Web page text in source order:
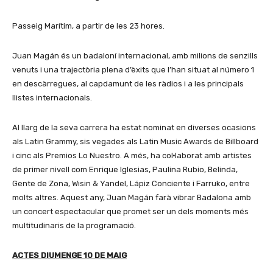
Passeig Marítim, a partir de les 23 hores.
Juan Magán és un badaloní internacional, amb milions de senzills
venuts i una trajectòria plena d’èxits que l’han situat al número 1
en descàrregues, al capdamunt de les ràdios i a les principals
llistes internacionals.
Al llarg de la seva carrera ha estat nominat en diverses ocasions
als Latin Grammy, sis vegades als Latin Music Awards de Billboard
i cinc als Premios Lo Nuestro. A més, ha col·laborat amb artistes
de primer nivell com Enrique Iglesias, Paulina Rubio, Belinda,
Gente de Zona, Wisin & Yandel, Lápiz Conciente i Farruko, entre
molts altres. Aquest any, Juan Magán farà vibrar Badalona amb
un concert espectacular que promet ser un dels moments més
multitudinaris de la programació.
ACTES DIUMENGE 10 DE MAIG